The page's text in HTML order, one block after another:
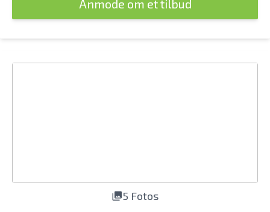
Anmode om et tilbud
5 Fotos